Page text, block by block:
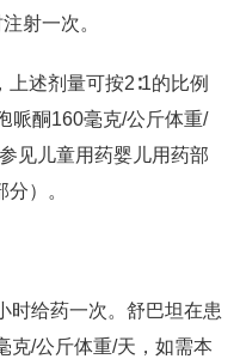
射一次。
述剂量可按2∶1的比例
哌酮160毫克/公斤体重/
见儿童用药婴儿用药部
）。
时给药一次。舒巴坦在患
克/公斤体重/天，如需本